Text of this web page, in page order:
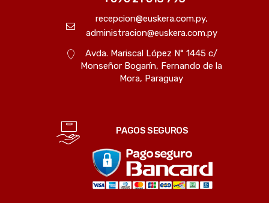
recepcion@euskera.com.py,
administracion@euskera.com.py
Avda. Mariscal López N° 1445 c/
Monseñor Bogarín, Fernando de la
Mora, Paraguay
PAGOS SEGUROS